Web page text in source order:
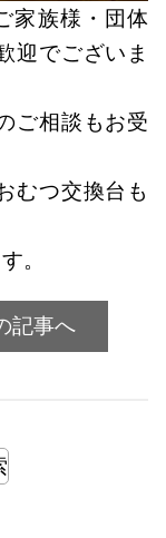
家族様・団体
迎でございま
ご相談もお受
むつ交換台も
。
記事へ